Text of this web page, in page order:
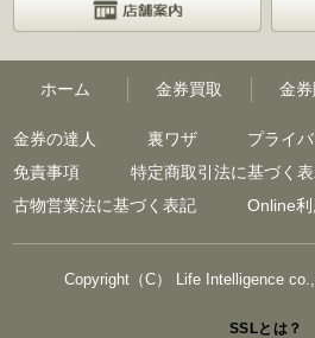
ホーム 金券買取 金
金券の達人 裏ワザ
プライ
免責事項
特定商取引法に基づく
古物営業法に基づく表記
Online
Copyright（C） Life Intelligence
SSLとは？